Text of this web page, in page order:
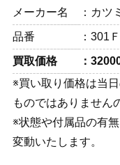
メーカー名 カツミ
品番 301Ｆ
買取価格
※買い取り価格は当
ものではありません
※状態や付属品の有
変動いたします。